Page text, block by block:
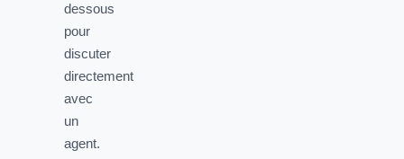
dessous
pour
discuter
directement
avec
un
agent.